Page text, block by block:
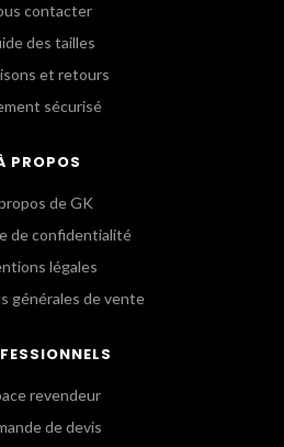
contacter
des tailles
et retours
sécurisé
PROPOS
de GK
de confidentialité
légales
générales de vente
revendeur
de devis